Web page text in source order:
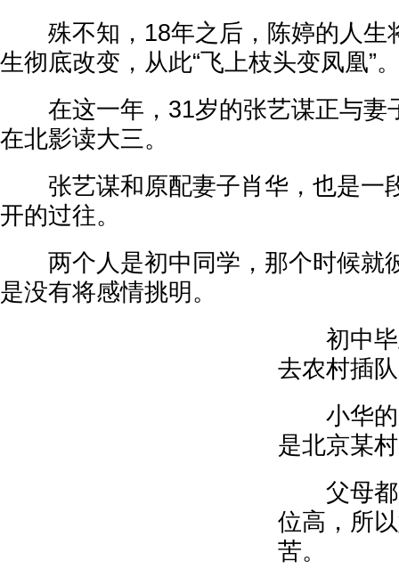
殊不知，18年之后，陈婷的人生
生彻底改变，从此“飞上枝头变凤凰”
在这一年，31岁的张艺谋正与妻
在北影读大三。
张艺谋和原配妻子肖华，也是一
开的过往。
两个人是初中同学，那个时候就
是没有将感情挑明。
初中毕
去农村插
小华的
是北京某
父母都
位高，所
苦。